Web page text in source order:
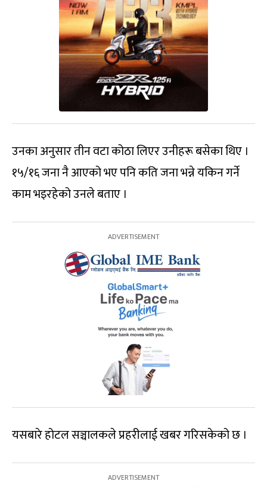
उनका अनुसार तीन वटा कोठा लिएर उनीहरू बसेका थिए ।
१५/१६ जना नै आएको भए पनि कति जना भन्ने यकिन गर्ने
काम भइरहेको उनले बताए ।
यसबारे होटल सञ्चालकले प्रहरीलाई खबर गरिसकेको छ ।